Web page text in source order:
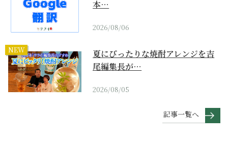
本…
2026/08/06
NEW
夏にぴったりな焼酎アレンジを吉
尾編集長が…
2026/08/05
記事一覧へ